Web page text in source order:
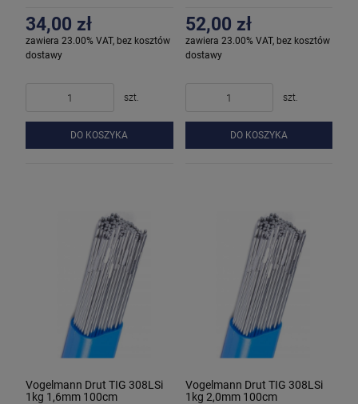
34,00 zł
zawiera 23.00% VAT, bez kosztów
dostawy
szt.
DO KOSZYKA
52,00 zł
zawiera 23.00% VAT, bez kosztów
dostawy
szt.
DO KOSZYKA
Vogelmann Drut TIG 308LSi
1kg 1,6mm 100cm
Vogelmann Drut TIG 308LSi
1kg 2,0mm 100cm